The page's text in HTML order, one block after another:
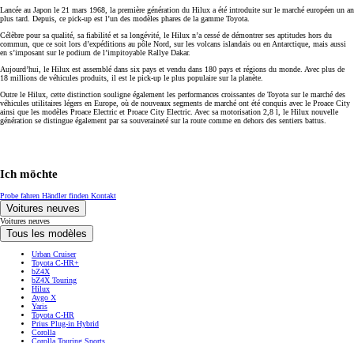
Lancée au Japon le 21 mars 1968, la première génération du Hilux a été introduite sur le marché européen un an
plus tard. Depuis, ce pick-up est l’un des modèles phares de la gamme Toyota.
Célèbre pour sa qualité, sa fiabilité et sa longévité, le Hilux n’a cessé de démontrer ses aptitudes hors du
commun, que ce soit lors d’expéditions au pôle Nord, sur les volcans islandais ou en Antarctique, mais aussi
en s’imposant sur le podium de l’impitoyable Rallye Dakar.
Aujourd’hui, le Hilux est assemblé dans six pays et vendu dans 180 pays et régions du monde. Avec plus de
18 millions de véhicules produits, il est le pick-up le plus populaire sur la planète.
Outre le Hilux, cette distinction souligne également les performances croissantes de Toyota sur le marché des
véhicules utilitaires légers en Europe, où de nouveaux segments de marché ont été conquis avec le Proace City
ainsi que les modèles Proace Electric et Proace City Electric. Avec sa motorisation 2,8 l, le Hilux nouvelle
génération se distingue également par sa souveraineté sur la route comme en dehors des sentiers battus.
Ich möchte
Probe fahren Händler finden Kontakt
Voitures neuves
Voitures neuves
Tous les modèles
Urban Cruiser
Toyota C-HR+
bZ4X
bZ4X Touring
Hilux
Aygo X
Yaris
Toyota C-HR
Prius Plug-in Hybrid
Corolla
Corolla Touring Sports